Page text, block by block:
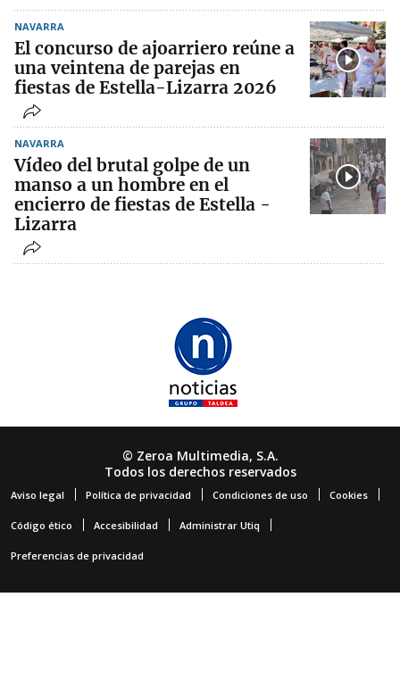
NAVARRA
El concurso de ajoarriero reúne a
una veintena de parejas en
fiestas de Estella-Lizarra 2026
NAVARRA
Vídeo del brutal golpe de un
manso a un hombre en el
encierro de fiestas de Estella -
Lizarra
© Zeroa Multimedia, S.A.
Todos los derechos reservados
Aviso legal Política de privacidad Condiciones de uso Cookies
Código ético Accesibilidad Administrar Utiq
Preferencias de privacidad